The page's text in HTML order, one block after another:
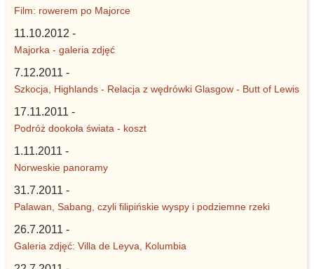
Film: rowerem po Majorce
11.10.2012 -
Majorka - galeria zdjęć
7.12.2011 -
Szkocja, Highlands - Relacja z wędrówki Glasgow - Butt of Lewis
17.11.2011 -
Podróż dookoła świata - koszt
1.11.2011 -
Norweskie panoramy
31.7.2011 -
Palawan, Sabang, czyli filipińskie wyspy i podziemne rzeki
26.7.2011 -
Galeria zdjęć: Villa de Leyva, Kolumbia